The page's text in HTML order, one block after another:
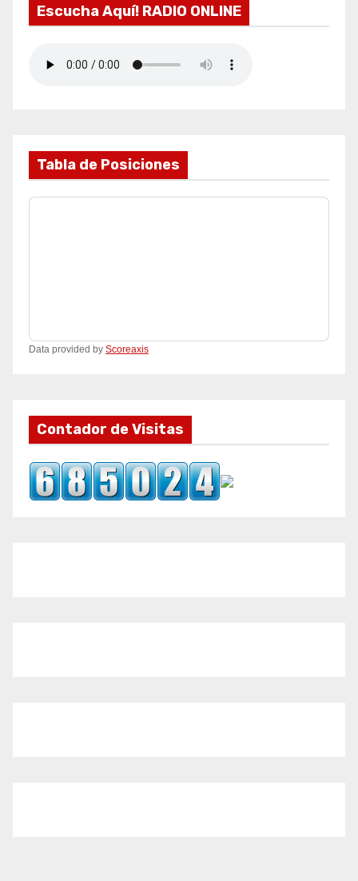
Escucha Aquí! RADIO ONLINE
Tabla de Posiciones
Data provided by Scoreaxis
Contador de Visitas